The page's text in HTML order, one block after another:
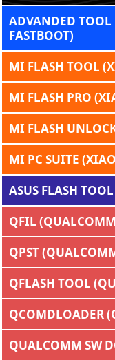
ADVANDED
FASTBOOT)
MI FLASH TOOL
MI FLASH PRO
MI FLASH
MI PC SUITE
ASUS FLASH
QFIL
QPST
QFLASH TOOL
QCOMDLOADER
QUALCOMM SW